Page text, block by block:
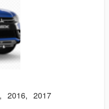
2016
2017